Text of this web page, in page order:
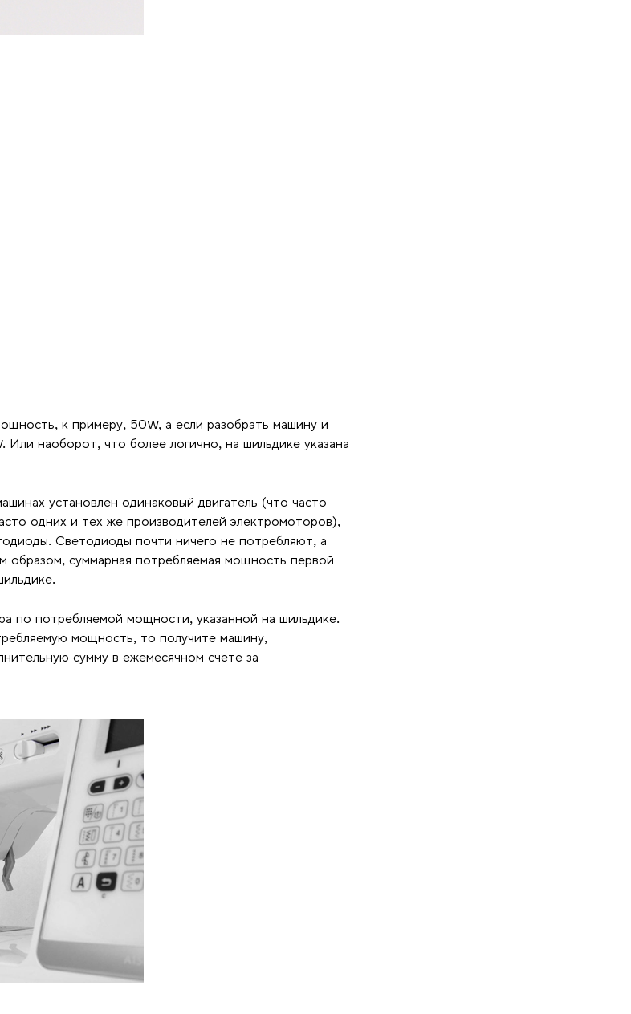
к примеру, 50W, а если разобрать машину и
наоборот, что более логично, на шильдике указана
установлен одинаковый двигатель (что часто
одних и тех же производителей электромоторов),
Светодиоды почти ничего не потребляют, а
образом, суммарная потребляемая мощность первой
по потребляемой мощности, указанной на шильдике.
мощность, то получите машину,
сумму в ежемесячном счете за